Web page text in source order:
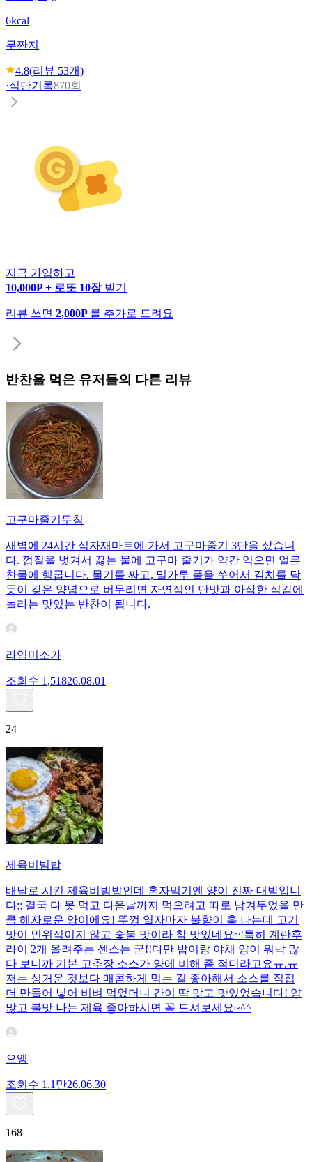
6kcal
무짠지
4.8(리뷰 53개)
·식단기록870회
지금 가입하고
10,000P + 로또 10장 받기
리뷰 쓰면 2,000P 를 추가로 드려요
반찬을 먹은 유저들의 다른 리뷰
고구마줄기무침
새벽에 24시간 식자재마트에 가서 고구마줄기 3단을 샀습니
다. 껍질을 벗겨서 끓는 물에 고구마 줄기가 약간 익으면 얼른
찬물에 헹굽니다. 물기를 짜고, 밀가루 풀을 쑤어서 김치를 담
듯이 갖은 양념으로 버무리면 자연적인 단맛과 아삭한 식감에
놀라는 맛있는 반찬이 됩니다.
라임미소가
조회수 1,51826.08.01
24
제육비빔밥
배달로 시킨 제육비빔밥인데 혼자먹기엔 양이 진짜 대박입니
다;; 결국 다 못 먹고 다음날까지 먹으려고 따로 남겨두었을 만
큼 혜자로운 양이에요! 뚜껑 열자마자 불향이 훅 나는데 고기
맛이 인위적이지 않고 숯불 맛이라 참 맛있네요~!특히 계란후
라이 2개 올려주는 센스는 굳!! ​다만 밥이랑 야채 양이 워낙 많
다 보니까 기본 고추장 소스가 양에 비해 좀 적더라고요ㅠ.ㅠ
저는 싱거운 것보다 매콤하게 먹는 걸 좋아해서 소스를 직접
더 만들어 넣어 비벼 먹었더니 간이 딱 맞고 맛있었습니다! 양
많고 불맛 나는 제육 좋아하시면 꼭 드셔보세요~^^
으앵
조회수 1.1만26.06.30
168